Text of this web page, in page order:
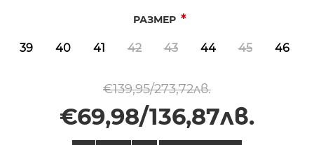
РАЗМЕР *
39 40 41 42 43 44 45 46
€139,95/273,72лв.
€69,98/136,87лв.